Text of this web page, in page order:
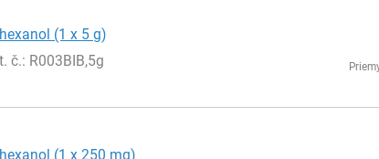
(1 x 5 g)
č.: R003BIB,5g
(1 x 250 mg)